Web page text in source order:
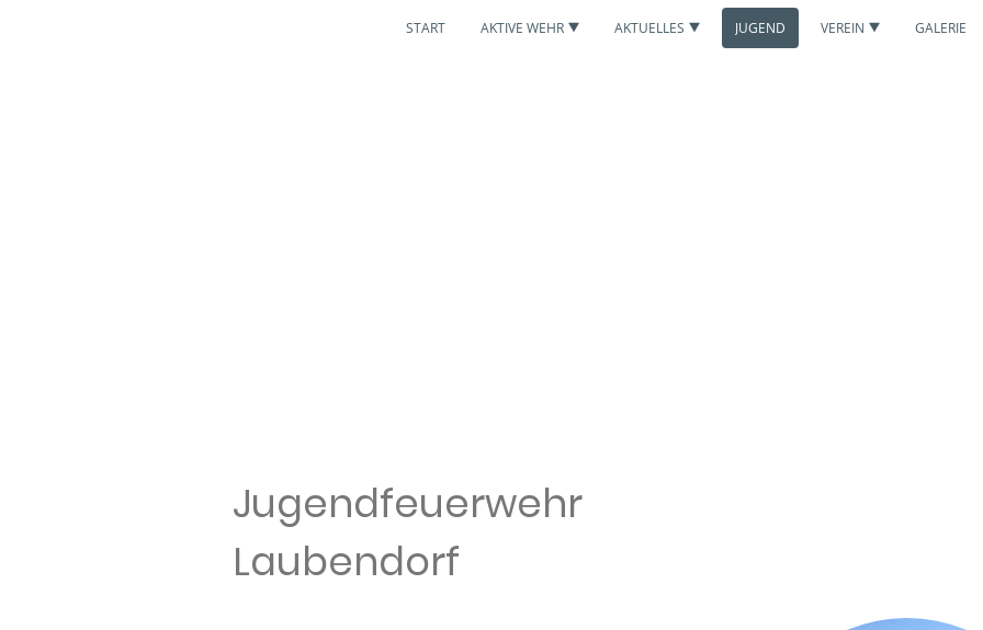
START AKTIVE WEHR AKTUELLES JUGEND VEREIN GALERIE
Jugendfeuerwehr
Laubendorf